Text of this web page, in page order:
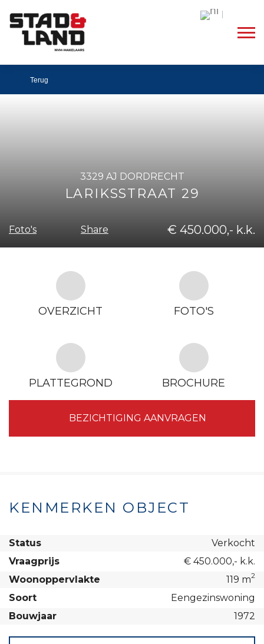
Dutch
Terug
3329 AJ DORDRECHT
LARIKSSTRAAT 29
Foto's Share € 450.000,- k.k.
OVERZICHT FOTO'S
PLATTEGROND BROCHURE
BEZICHTIGING AANVRAGEN
KENMERKEN OBJECT
Status
Verkocht
Vraagprijs
€ 450.000,- k.k.
Woonoppervlakte
119 m2
Soort
Eengezinswoning
Bouwjaar
1972